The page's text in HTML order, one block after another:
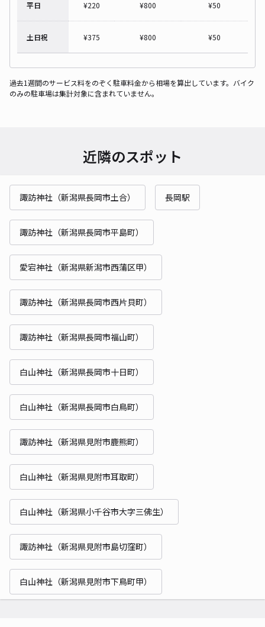
平日 ¥220 ¥800 ¥50
土日祝 ¥375 ¥800 ¥50
過去1週間のサービス料をのぞく駐車料金から相場を算出しています。バイク
のみの駐車場は集計対象に含まれていません。
近隣のスポット
諏訪神社（新潟県長岡市土合） 長岡駅
諏訪神社（新潟県長岡市平島町）
愛宕神社（新潟県新潟市西蒲区甲）
諏訪神社（新潟県長岡市西片貝町）
諏訪神社（新潟県長岡市福山町）
白山神社（新潟県長岡市十日町）
白山神社（新潟県長岡市白鳥町）
諏訪神社（新潟県見附市鹿熊町）
白山神社（新潟県見附市耳取町）
白山神社（新潟県小千谷市大字三佛生）
諏訪神社（新潟県見附市島切窪町）
白山神社（新潟県見附市下鳥町甲）